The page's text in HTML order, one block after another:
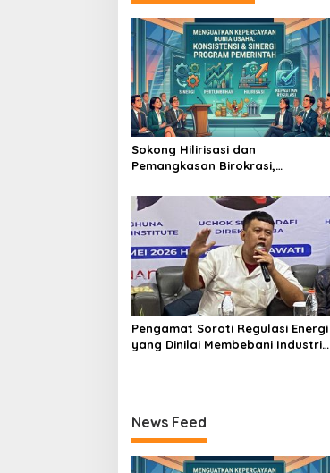
Sokong Hilirisasi dan
Pemangkasan Birokrasi,
Domestik Akan Lebih Bernilai
Pengamat Soroti Regulasi Energi
yang Dinilai Membebani Industri
News Feed